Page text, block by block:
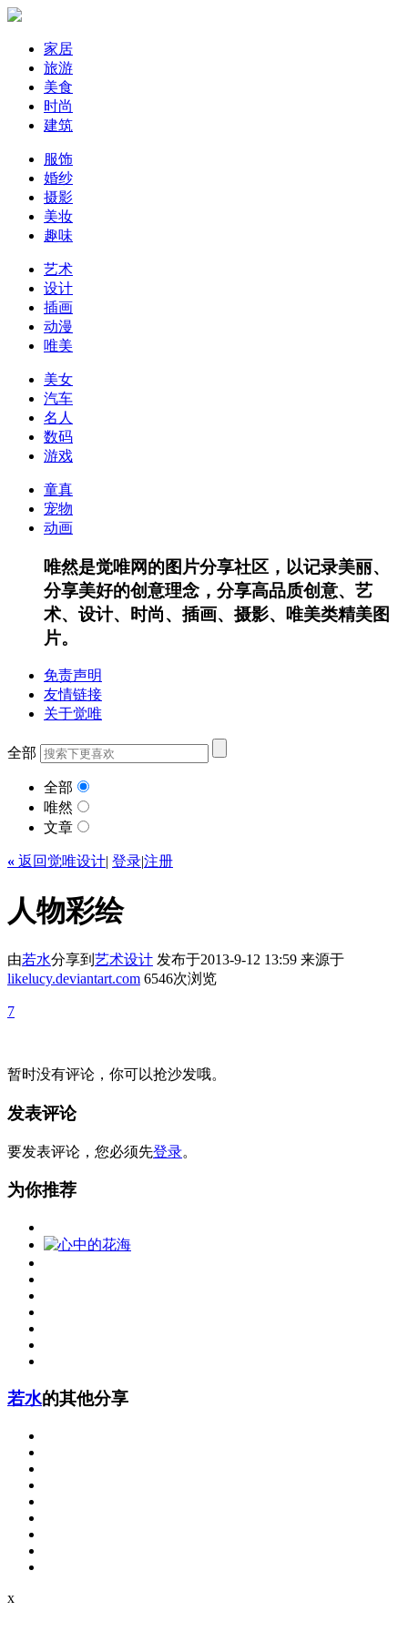
家居
旅游
美食
时尚
建筑
服饰
婚纱
摄影
美妆
趣味
艺术
设计
插画
动漫
唯美
美女
汽车
名人
数码
游戏
童真
宠物
动画
唯然是觉唯网的图片分享社区，以记录美丽、
分享美好的创意理念，分享高品质创意、艺
术、设计、时尚、插画、摄影、唯美类精美图
片。
免责声明
友情链接
关于觉唯
全部
全部
唯然
文章
« 返回觉唯设计| 登录|注册
人物彩绘
由若水分享到 艺术设计 发布于2013-9-12 13:59 来源于
likelucy.deviantart.com 6546次浏览
7
暂时没有评论，你可以抢沙发哦。
发表评论
要发表评论，您必须先登录。
为你推荐
若水的其他分享
x